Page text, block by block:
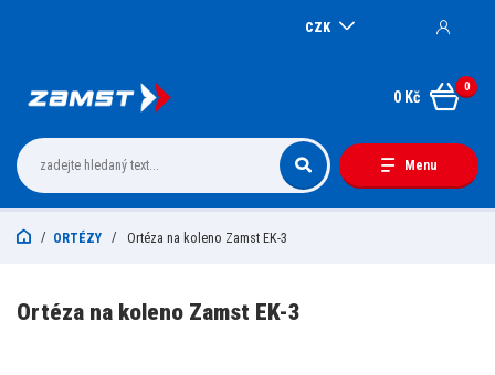
Menu
CZK
0
0 Kč
ORTÉZY Ortéza na koleno Zamst EK-3
Ortéza na koleno Zamst EK-3